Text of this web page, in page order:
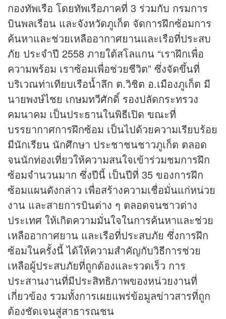
กองทัพเรือ โดยทัพเรือภาคที่ 3 ร่วมกับ กรมการ
บินพลเรือน และจังหวัดภูเก็ต จัดการฝึกซ้อมการ
ค้นหาและช่วยเหลืออากาศยานและเรือที่ประสบ
ภัย ประจำปี 2558 ภายใต้สโลแกน “เราฝึกเพื่อ
ความพร้อม เราซ้อมเพื่อช่วยชีวิต” ซึ่งจัดขึ้นที่
บริเวณท่าเทียบเรือน้ำลึก ต.วิชิต อ.เมืองภูเก็ต มี
นายพงษ์ไชย เกษมทวีศักดิ์ รองปลัดกระทรวง
คมนาคม เป็นประธานในพิธีเปิด ขณะที่
บรรยากาศการฝึกซ้อม เป็นไปด้วยความเรียบร้อย
มีนักเรียน นักศึกษา ประชาชนชาวภูเก็ต ตลอด
จนนักท่องเที่ยวให้ความสนใจเข้าร่วมชมการฝึก
ซ้อมจำนวนมาก ซึ่งปีนี้ เป็นปีที่ 35 ของการฝึก
ซ้อมแผนดังกล่าว เพื่อสร้างความเชื่อมั่นแก่หน่วย
งาน และสายการบินต่าง ๆ ตลอดจนชาวต่าง
ประเทศ ให้เกิดความมั่นใจในการค้นหาและช่วย
เหลืออากาศยาน และเรือที่ประสบภัย ซึ่งการฝึก
ซ้อมในครั้งนี้ ได้ให้ความสำคัญกับวิธีการช่วย
เหลือผู้ประสบภัยที่ถูกต้องและรวดเร็ว การ
ประสานงานที่มีประสิทธิภาพของหน่วยงานที่
เกี่ยวข้อง รวมทั้งการเผยแพร่ข้อมูลข่าวสารที่ถูก
ต้องชัดเจนสู่สาธารณชน